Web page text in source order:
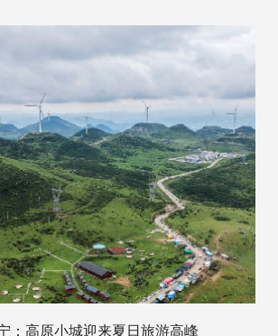
：高原小城迎来夏日旅游高峰